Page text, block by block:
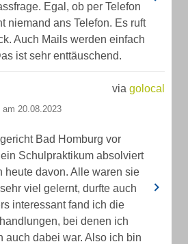
Egal, ob per Telefon
niemand ans Telefon. Es ruft
Auch Mails werden einfach
ist sehr enttäuschend.
via golocal
am 20.08.2023
Bad Homburg vor
Schulpraktikum absolviert
heute davon. Alle waren sie
viel gelernt, durfte auch
interessant fand ich die
bei denen ich
auch dabei war. Also ich bin